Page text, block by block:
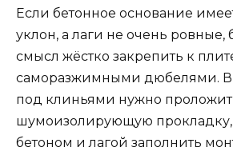
Если бетонное основание
уклон, а лаги не очень ровные,
смысл жёстко закрепить к
саморазжимными дюбелями. В
под клиньями нужно
шумоизолирующую
бетоном и лагой заполнить